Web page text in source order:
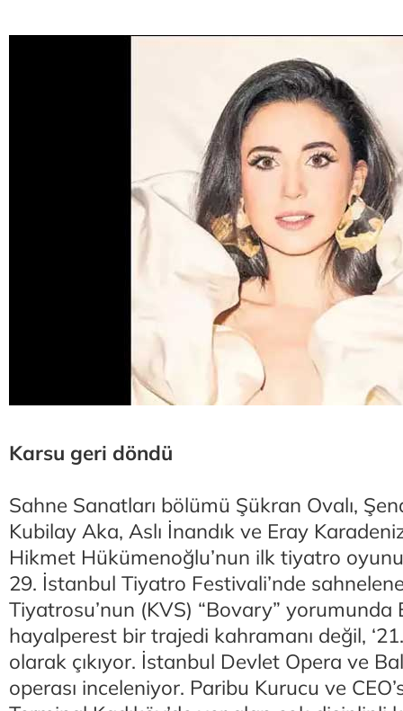
Karsu geri döndü
Sahne Sanatları bölümü Şükran Ovalı,
Kubilay Aka, Aslı İnandık ve Eray
Hikmet Hükümenoğlu’nun ilk tiyatro oyunu
29. İstanbul Tiyatro Festivali’nde
Tiyatrosu’nun (KVS) “Bovary” yorumunda
hayalperest bir trajedi kahramanı değil, ‘21.
olarak çıkıyor. İstanbul Devlet Opera ve
operası inceleniyor. Paribu Kurucu ve